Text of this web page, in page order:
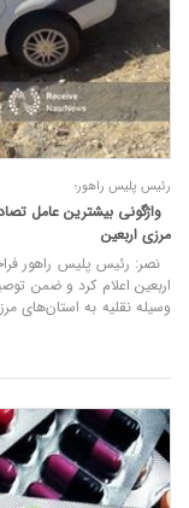
رئیس پلیس راهور؛
مرزی اربعین
نصر: رئیس پلیس راهور
وسیله نقلیه به استان‌های